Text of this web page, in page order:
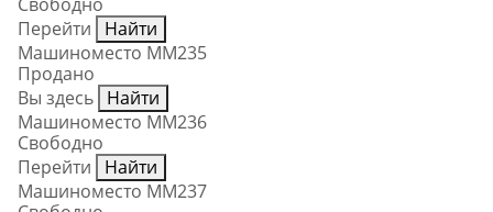
Перейти
Найти
Машиноместо ММ235
Продано
Вы здесь Найти
Машиноместо ММ236
Свободно
Перейти
Найти
Машиноместо ММ237